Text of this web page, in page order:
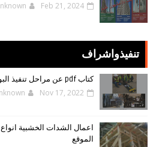
Feb 21, 2024
تنفيذواشراف
كتاب pdf عن مراحل تنفيذ البوست تنشن slab بالصور
Nov 17, 2022
اعمال الشدات الخشبية
الموقع